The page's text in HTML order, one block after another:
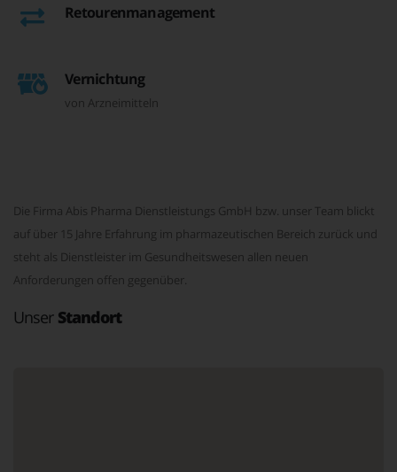
Retourenmanagement
Vernichtung
von Arzneimitteln
Die Firma Abis Pharma Dienstleistungs GmbH bzw. unser Team blickt
auf über 15 Jahre Erfahrung im pharmazeutischen Bereich zurück und
steht als Dienstleister im Gesundheitswesen allen neuen
Anforderungen offen gegenüber.
Unser Standort